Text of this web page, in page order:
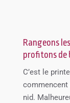
Rangeons
profitons de
C’est le
commencent
nid.